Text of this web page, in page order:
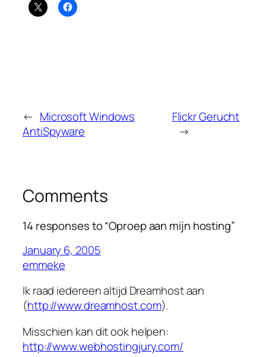
← Microsoft Windows
AntiSpyware
Flickr Gerucht
→
Comments
14 responses to “Oproep aan mijn hosting”
January 6, 2005
emmeke
Ik raad iedereen altijd Dreamhost aan
(http://www.dreamhost.com).
Misschien kan dit ook helpen:
http://www.webhostingjury.com/